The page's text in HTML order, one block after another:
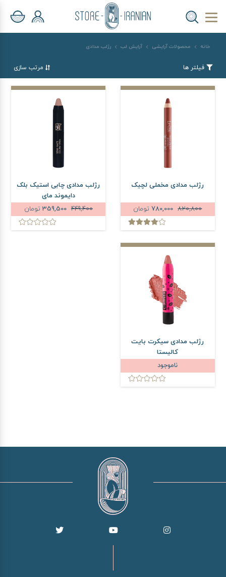
خانه محصولات آرایشی آرایش لب رژلب مدادی
فیلتر ها مرتب سازی
رژلب مدادی مخملی لچیک
820,800 تومان
رژلب مدادی چابی استیک بلک
دایموند مای
449,400
359,500 تومان
رژلب مدادی سیکرت بایت
کالیستا
ناموجود